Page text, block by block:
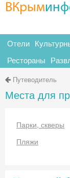
ВКрым
Отели
Рестораны
Путеводитель
Места для
Парки, скверы
Пляжи